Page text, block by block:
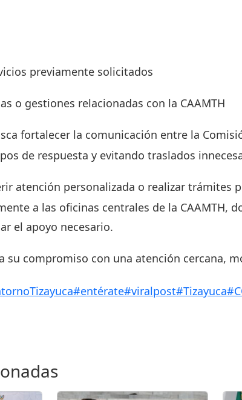
previamente solicitados
o gestiones relacionadas con la CAAMTH
fortalecer la comunicación entre la
de respuesta y evitando traslados
atención personalizada o realizar trámites
a las oficinas centrales de la CAAMTH,
el apoyo necesario.
su compromiso con una atención cercana,
#entérate#viralpost#Tizayuca